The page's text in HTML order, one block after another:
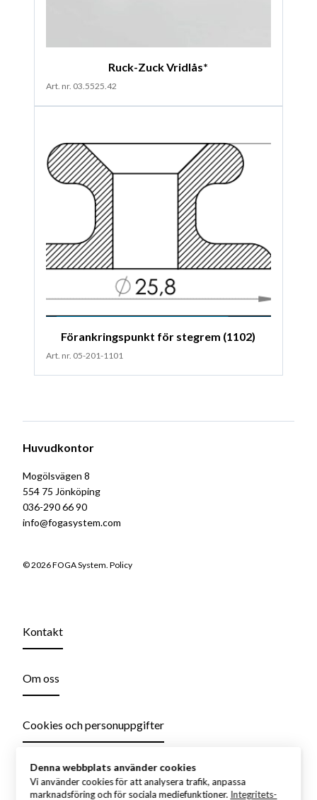
Ruck-Zuck Vridlås*
Art. nr. 03.5525.42
Förankringspunkt för stegrem (1102)
Art. nr. 05-201-1101
Huvudkontor
Mogölsvägen 8
554 75 Jönköping
036-290 66 90
info@fogasystem.com
© 2026 FOGA System. Policy
Kontakt
Om oss
Cookies och personuppgifter
Denna webbplats använder cookies
Vi använder cookies för att analysera trafik, anpassa
marknadsföring och för sociala mediefunktioner. Integritets-